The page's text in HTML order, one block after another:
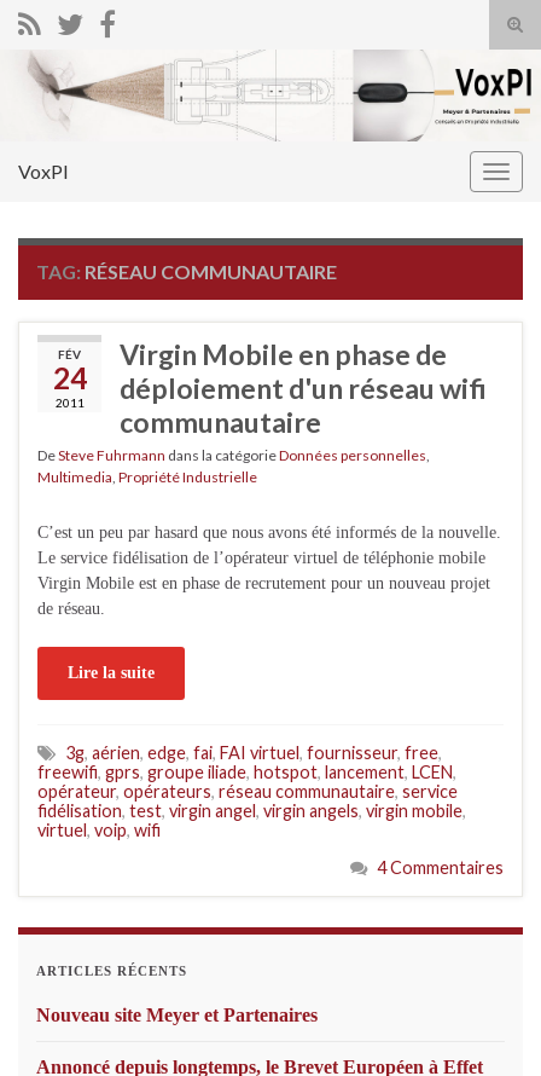
Search for:
VoxPI
TAG: RÉSEAU COMMUNAUTAIRE
FÉV
24
2011
Virgin Mobile en phase de
déploiement d'un réseau wifi
communautaire
DeSteve Fuhrmann dans la catégorieDonnées personnelles
Multimedia Propriété Industrielle
C’est un peu par hasard que nous avons été informés de la nouvelle.
Le service fidélisation de l’opérateur virtuel de téléphonie mobile
Virgin Mobile est en phase de recrutement pour un nouveau projet
de réseau.
Lire la suite
3g, aérien, edge, fai, FAI virtuel, fournisseur, free,
freewifi, gprs, groupe iliade, hotspot, lancement, LCEN,
opérateur, opérateurs, réseau communautaire, service
fidélisation, test, virgin angel, virgin angels, virgin mobile,
virtuel, voip, wifi
4 Commentaires
ARTICLES RÉCENTS
Nouveau site Meyer et Partenaires
Annoncé depuis longtemps, le Brevet Européen à Effet